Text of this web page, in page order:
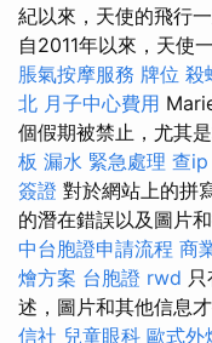
紀以來，天使的飛行
自2011年以來，天使
脹氣按摩服務 牌位 殺
北 月子中心費用
個假期被禁止，尤其
板 漏水 緊急處理 查ip
簽證 對於網站上的拼
的潛在錯誤以及圖片
中台胞證申請流程 商
燴方案 台胞證 rwd
述，圖片和其他信息
信社 兒童眼科 歐式外